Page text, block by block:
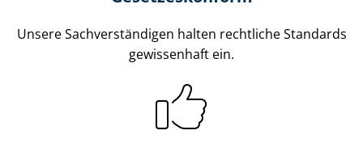
Unsere Sach­ver­stän­di­gen halten rechtliche Standards
gewissenhaft ein.